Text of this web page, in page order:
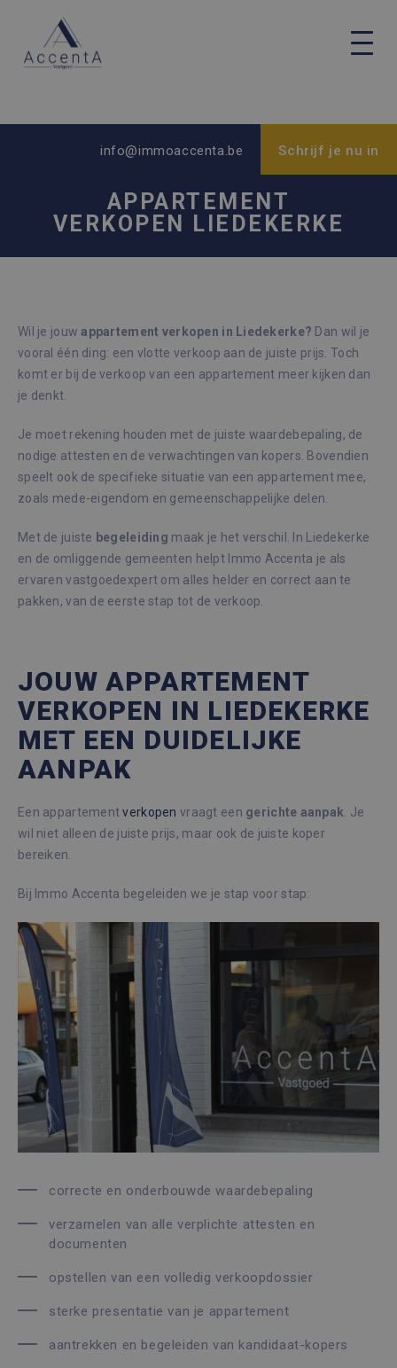
info@immoaccenta.be Schrijf je nu in
APPARTEMENT
VERKOPEN LIEDEKERKE
Wil je jouwappartement verkopen in Liedekerke? Dan wil je
vooral één ding: een vlotte verkoop aan de juiste prijs. Toch
komt er bij de verkoop van een appartement meer kijken dan
je denkt.
Je moet rekening houden met de juiste waardebepaling, de
nodige attesten en de verwachtingen van kopers. Bovendien
speelt ook de specifieke situatie van een appartement mee,
zoals mede-eigendom en gemeenschappelijke delen.
Met de juiste begeleiding maak je het verschil. In Liedekerke
en de omliggende gemeenten helpt Immo Accenta je als
ervaren vastgoedexpert om alles helder en correct aan te
pakken, van de eerste stap tot de verkoop.
JOUW APPARTEMENT
VERKOPEN IN LIEDEKERKE
MET EEN DUIDELIJKE
AANPAK
Een appartementverkopen vraagt een gerichte aanpak . Je
wil niet alleen de juiste prijs, maar ook de juiste koper
bereiken.
Bij Immo Accenta begeleiden we je stap voor stap:
correcte en onderbouwde waardebepaling
verzamelen van alle verplichte attesten en
documenten
opstellen van een volledig verkoopdossier
sterke presentatie van je appartement
aantrekken en begeleiden van kandidaat-kopers